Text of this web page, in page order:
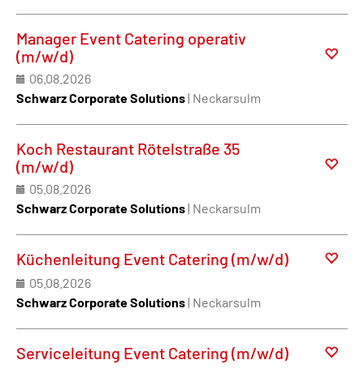
Manager Event Catering operativ
(m/w/d)
06.08.2026
Schwarz Corporate Solutions| Neckarsulm
Koch Restaurant Rötelstraße 35
(m/w/d)
05.08.2026
Schwarz Corporate Solutions| Neckarsulm
Küchenleitung Event Catering (m/w/d)
05.08.2026
Schwarz Corporate Solutions| Neckarsulm
Serviceleitung Event Catering (m/w/d)